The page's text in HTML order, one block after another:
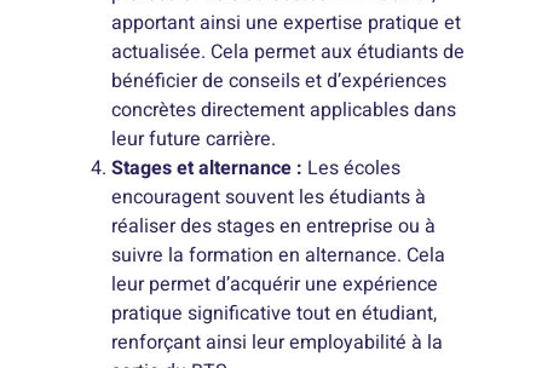
apportant ainsi une expertise pratique et
actualisée. Cela permet aux étudiants de
bénéficier de conseils et d’expériences
concrètes directement applicables dans
leur future carrière.
Stages et alternance : Les écoles
encouragent souvent les étudiants à
réaliser des stages en entreprise ou à
suivre la formation en alternance. Cela
leur permet d’acquérir une expérience
pratique significative tout en étudiant,
renforçant ainsi leur employabilité à la